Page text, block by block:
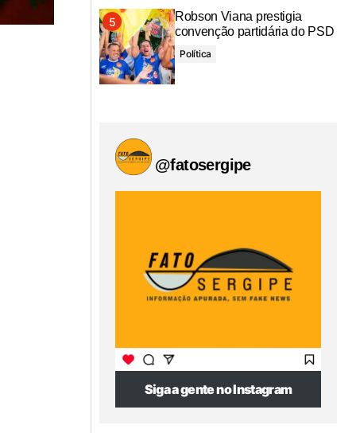
Robson Viana prestigia
convenção partidária do PSD
Política
@fatosergipe
Siga a gente no Instagram